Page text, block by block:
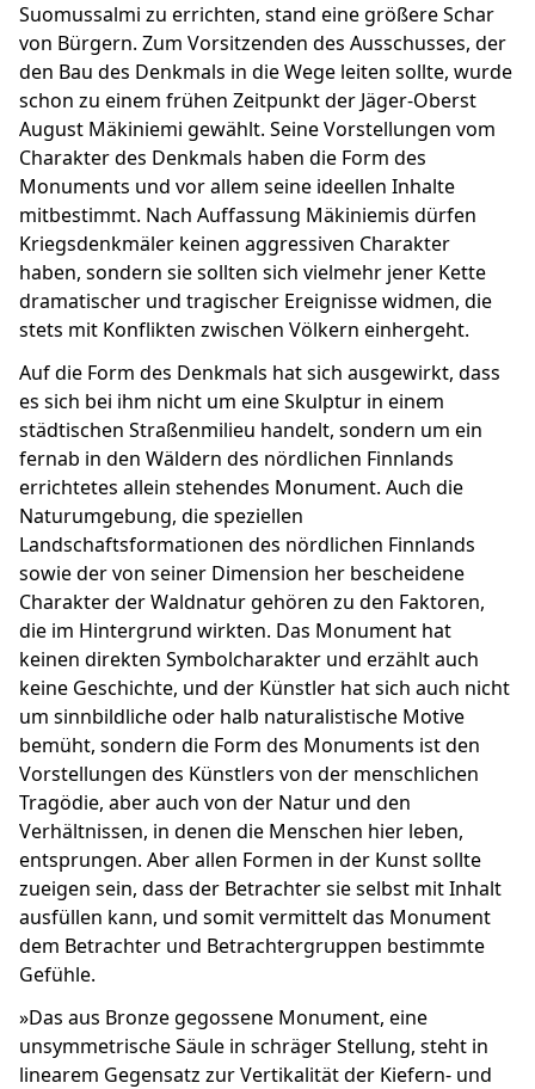
Suomussalmi zu errichten, stand eine größere Schar
von Bürgern. Zum Vorsitzenden des Ausschusses, der
den Bau des Denkmals in die Wege leiten sollte, wurde
schon zu einem frühen Zeitpunkt der Jäger-Oberst
August Mäkiniemi gewählt. Seine Vorstellungen vom
Charakter des Denkmals haben die Form des
Monuments und vor allem seine ideellen Inhalte
mitbestimmt. Nach Auffassung Mäkiniemis dürfen
Kriegsdenkmäler keinen aggressiven Charakter
haben, sondern sie sollten sich vielmehr jener Kette
dramatischer und tragischer Ereignisse widmen, die
stets mit Konflikten zwischen Völkern einhergeht.
Auf die Form des Denkmals hat sich ausgewirkt, dass
es sich bei ihm nicht um eine Skulptur in einem
städtischen Straßenmilieu handelt, sondern um ein
fernab in den Wäldern des nördlichen Finnlands
errichtetes allein stehendes Monument. Auch die
Naturumgebung, die speziellen
Landschaftsformationen des nördlichen Finnlands
sowie der von seiner Dimension her bescheidene
Charakter der Waldnatur gehören zu den Faktoren,
die im Hintergrund wirkten. Das Monument hat
keinen direkten Symbolcharakter und erzählt auch
keine Geschichte, und der Künstler hat sich auch nicht
um sinnbildliche oder halb naturalistische Motive
bemüht, sondern die Form des Monuments ist den
Vorstellungen des Künstlers von der menschlichen
Tragödie, aber auch von der Natur und den
Verhältnissen, in denen die Menschen hier leben,
entsprungen. Aber allen Formen in der Kunst sollte
zueigen sein, dass der Betrachter sie selbst mit Inhalt
ausfüllen kann, und somit vermittelt das Monument
dem Betrachter und Betrachtergruppen bestimmte
Gefühle.
»Das aus Bronze gegossene Monument, eine
unsymmetrische Säule in schräger Stellung, steht in
linearem Gegensatz zur Vertikalität der Kiefern- und